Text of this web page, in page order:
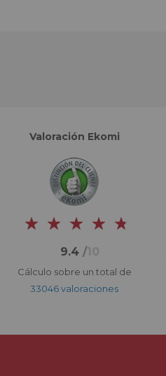
Valoración Ekomi
9.4 /10
Cálculo sobre un total de
33046 valoraciones